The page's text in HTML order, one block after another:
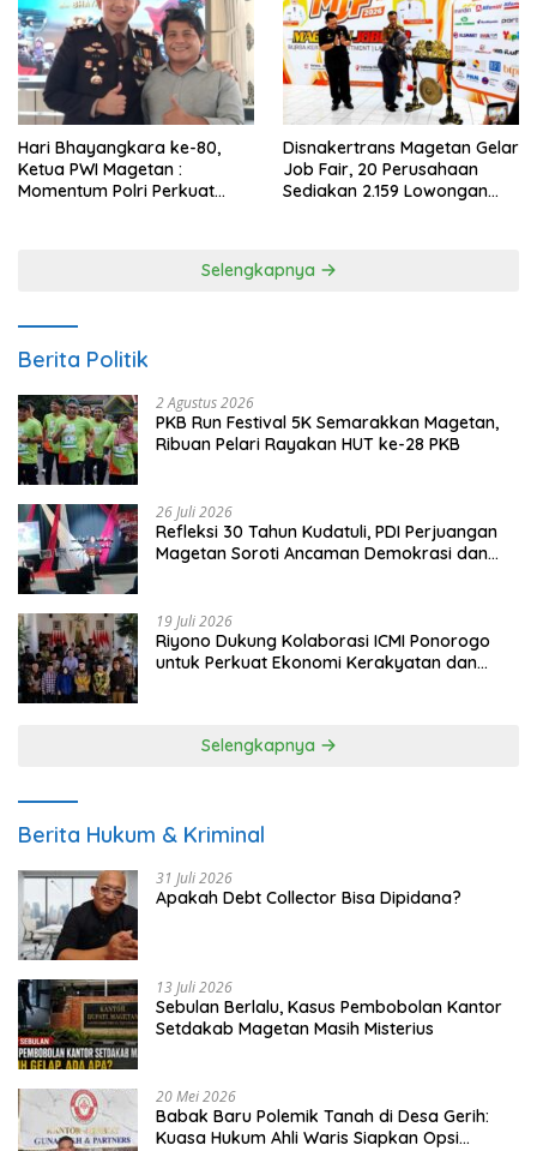
Hari Bhayangkara ke-80,
Ketua PWI Magetan :
Momentum Polri Perkuat
Disnakertrans Magetan Gelar
Job Fair, 20 Perusahaan
Sediakan 2.159 Lowongan
Selengkapnya
Berita Politik
2 Agustus 2026
PKB Run Festival 5K Semarakkan Magetan,
Ribuan Pelari Rayakan HUT ke-28 PKB
26 Juli 2026
Refleksi 30 Tahun Kudatuli, PDI Perjuangan
Magetan Soroti Ancaman Demokrasi dan
19 Juli 2026
Riyono Dukung Kolaborasi ICMI Ponorogo
untuk Perkuat Ekonomi Kerakyatan dan
Selengkapnya
Berita Hukum & Kriminal
31 Juli 2026
Apakah Debt Collector Bisa Dipidana?
13 Juli 2026
Sebulan Berlalu, Kasus Pembobolan Kantor
Setdakab Magetan Masih Misterius
20 Mei 2026
Babak Baru Polemik Tanah di Desa Gerih:
Kuasa Hukum Ahli Waris Siapkan Opsi